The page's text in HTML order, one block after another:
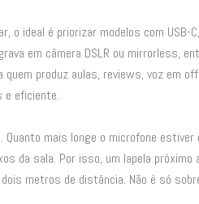
o ideal é priorizar modelos com
em câmera DSLR ou mirrorless,
produz aulas, reviews, voz em
e eficiente.
mais longe o microfone
da sala. Por isso, um lapela
metros de distância. Não é só